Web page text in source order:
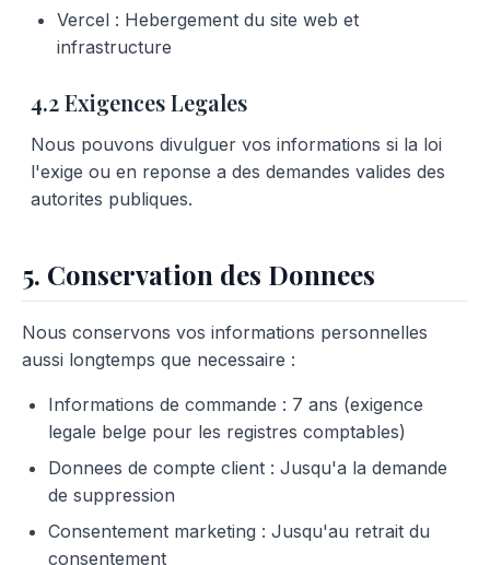
Vercel : Hebergement du site web et
infrastructure
4.2 Exigences Legales
Nous pouvons divulguer vos informations si la loi
l'exige ou en reponse a des demandes valides des
autorites publiques.
5. Conservation des Donnees
Nous conservons vos informations personnelles
aussi longtemps que necessaire :
Informations de commande : 7 ans (exigence
legale belge pour les registres comptables)
Donnees de compte client : Jusqu'a la demande
de suppression
Consentement marketing : Jusqu'au retrait du
consentement